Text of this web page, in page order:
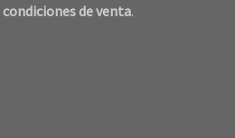
condiciones de venta.